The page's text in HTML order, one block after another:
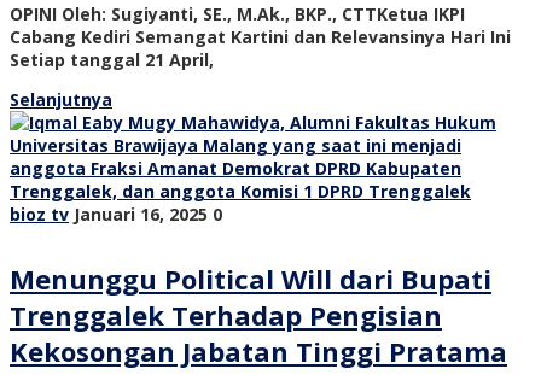
OPINI Oleh: Sugiyanti, SE., M.Ak., BKP., CTTKetua IKPI
Cabang Kediri Semangat Kartini dan Relevansinya Hari Ini
Setiap tanggal 21 April,
Selanjutnya
bioz tv Januari 16, 2025 0
Menunggu Political Will dari Bupati
Trenggalek Terhadap Pengisian
Kekosongan Jabatan Tinggi Pratama